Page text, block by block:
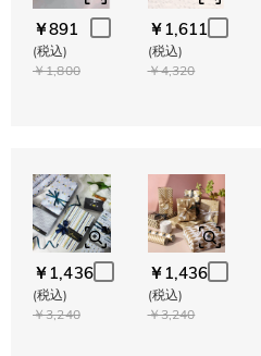
￥891
(税込)
￥1,800
￥1,611
(税込)
￥4,320
￥1,436
(税込)
￥3,240
￥1,436
(税込)
￥3,240